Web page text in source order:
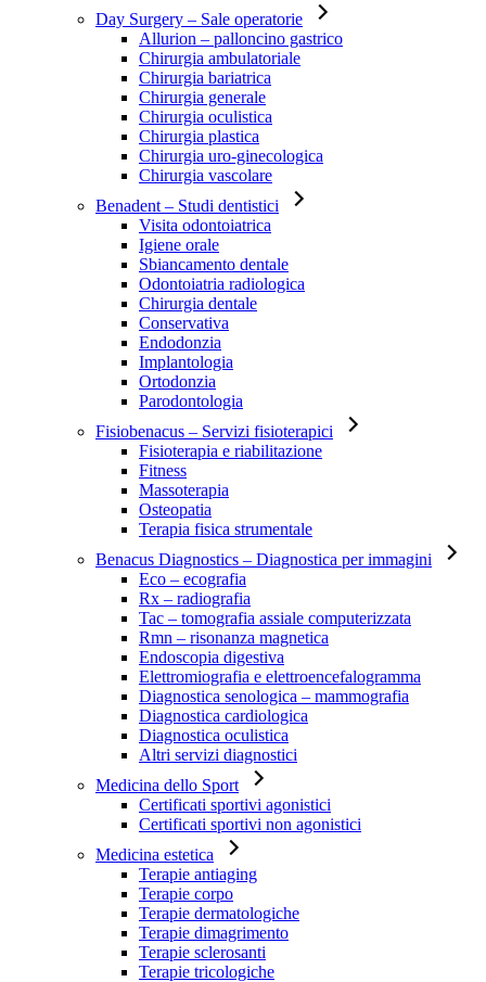
Day Surgery – Sale operatorie
Allurion – palloncino gastrico
Chirurgia ambulatoriale
Chirurgia bariatrica
Chirurgia generale
Chirurgia oculistica
Chirurgia plastica
Chirurgia uro-ginecologica
Chirurgia vascolare
Benadent – Studi dentistici
Visita odontoiatrica
Igiene orale
Sbiancamento dentale
Odontoiatria radiologica
Chirurgia dentale
Conservativa
Endodonzia
Implantologia
Ortodonzia
Parodontologia
Fisiobenacus – Servizi fisioterapici
Fisioterapia e riabilitazione
Fitness
Massoterapia
Osteopatia
Terapia fisica strumentale
Benacus Diagnostics – Diagnostica per immagini
Eco – ecografia
Rx – radiografia
Tac – tomografia assiale computerizzata
Rmn – risonanza magnetica
Endoscopia digestiva
Elettromiografia e elettroencefalogramma
Diagnostica senologica – mammografia
Diagnostica cardiologica
Diagnostica oculistica
Altri servizi diagnostici
Medicina dello Sport
Certificati sportivi agonistici
Certificati sportivi non agonistici
Medicina estetica
Terapie antiaging
Terapie corpo
Terapie dermatologiche
Terapie dimagrimento
Terapie sclerosanti
Terapie tricologiche